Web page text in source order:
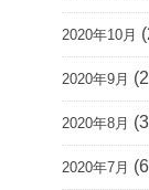
2020年10月
2020年9月
2020年8月
2020年7月